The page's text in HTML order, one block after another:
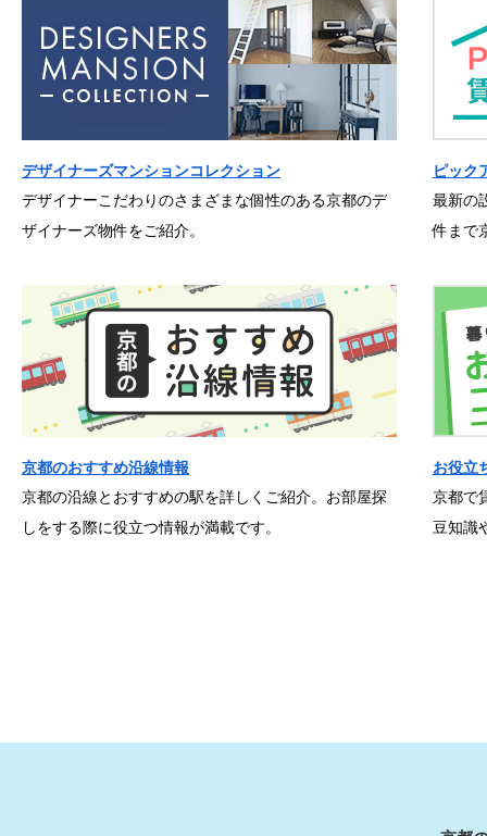
デザイナーズマンションコレクション
デザイナーこだわりのさまざまな個性のある京都のデ
ザイナーズ物件をご紹介。
ピック
最新の
件まで
京都のおすすめ沿線情報
京都の沿線とおすすめの駅を詳しくご紹介。お部屋探
しをする際に役立つ情報が満載です。
お役立
京都で
豆知識